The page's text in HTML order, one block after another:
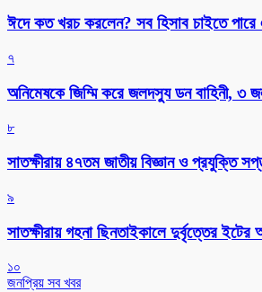
ঈদে কত খরচ করলেন? সব হিসাব চাইতে
৭
অনিমেষকে জিম্মি করে জলদস্যু ডন বাহিনী,
৮
সাতক্ষীরায় ৪৭তম জাতীয় বিজ্ঞান ও প্রযুক্তি
৯
সাতক্ষীরায় গহনা ছিনতাইকালে দুর্বৃত্তের ইটের
১০
জনপ্রিয় সব খবর